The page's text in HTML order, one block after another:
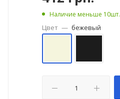
Наличие меньше 10шт.
Цвет — бежевый